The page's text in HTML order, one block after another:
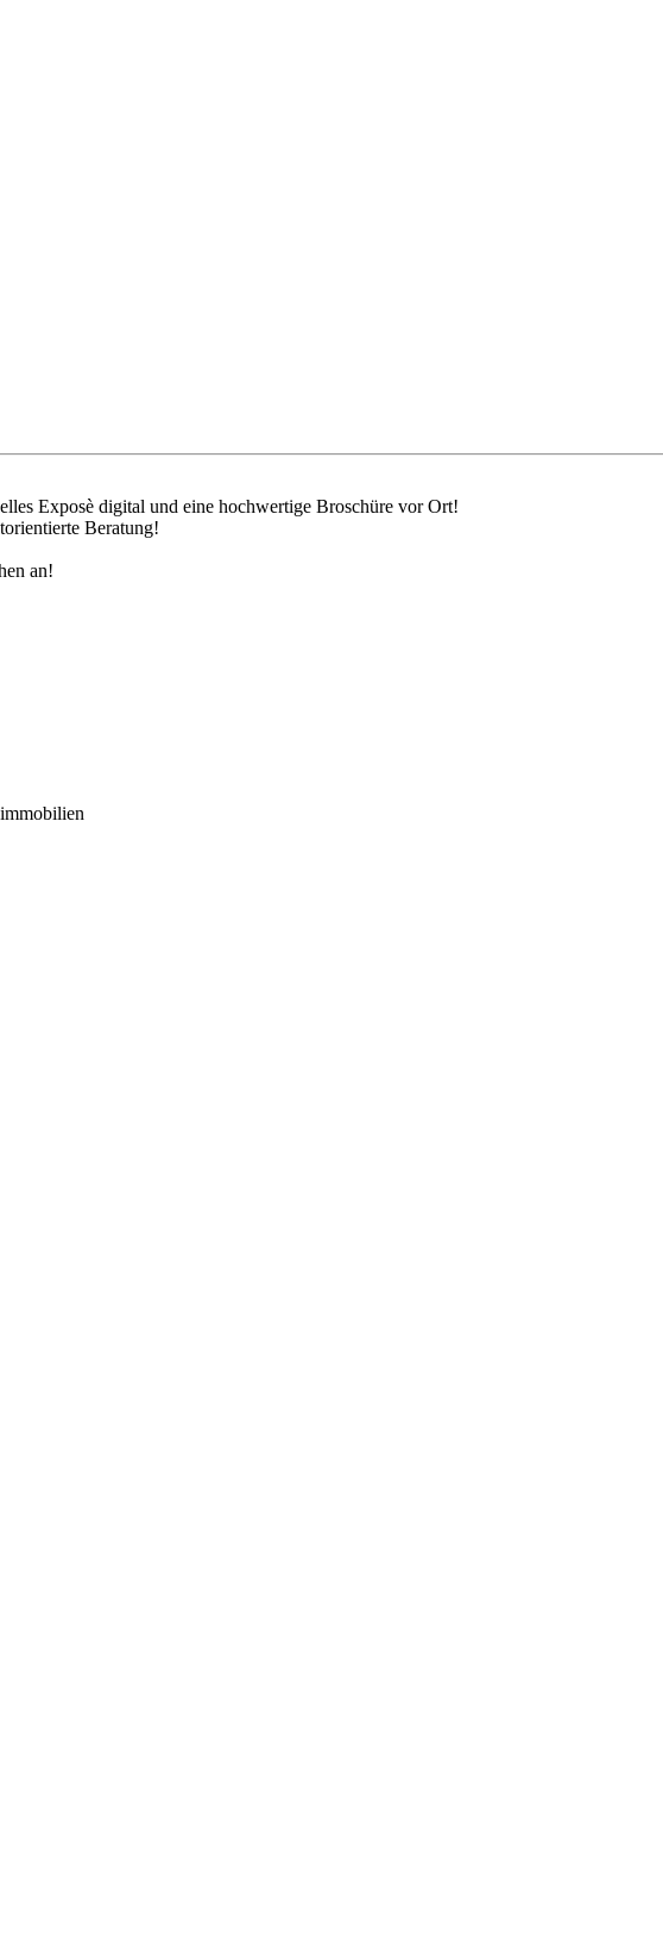
Exposè digital und eine hochwertige Broschüre vor Ort!
Beratung!
an!